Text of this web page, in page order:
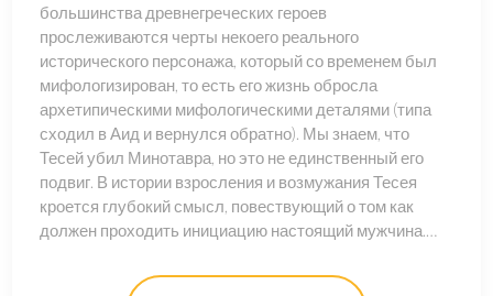
большинства древнегреческих героев
прослеживаются черты некоего реального
исторического персонажа, который со временем был
мифологизирован, то есть его жизнь обросла
архетипическими мифологическими деталями (типа
сходил в Аид и вернулся обратно). Мы знаем, что
Тесей убил Минотавра, но это не единственный его
подвиг. В истории взросления и возмужания Тесея
кроется глубокий смысл, повествующий о том как
должен проходить инициацию настоящий мужчина.…